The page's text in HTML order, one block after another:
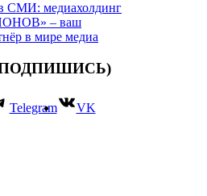
СМИ: медиахолдинг
– ваш
в мире медиа
Telegram VK